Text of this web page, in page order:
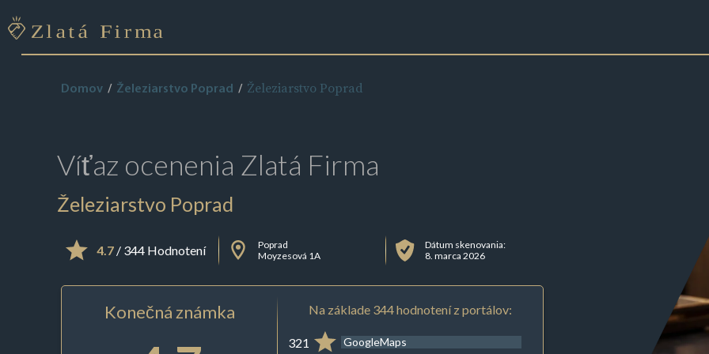
Domov Železiarstvo Poprad Železiarstvo Poprad
Víťaz ocenenia Zlatá Firma
Železiarstvo Poprad
4.7/ 344 Hodnotení
Poprad
Moyzesová 1A
Dátum skenovania:
8. marca 2026
Konečná známka Na základe 344 hodnotení z portálov:
321 GoogleMaps